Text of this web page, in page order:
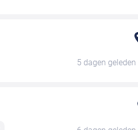
5 dagen geleden